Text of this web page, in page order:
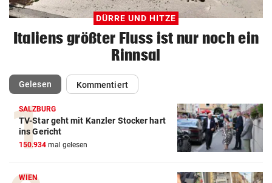
DÜRRE UND HITZE
Italiens größter Fluss ist nur noch ein
Rinnsal
Gelesen(ausgewählt)Kommentiert
SALZBURG
TV-Star geht mit Kanzler Stocker hart
ins Gericht
150.934 mal gelesen
WIEN